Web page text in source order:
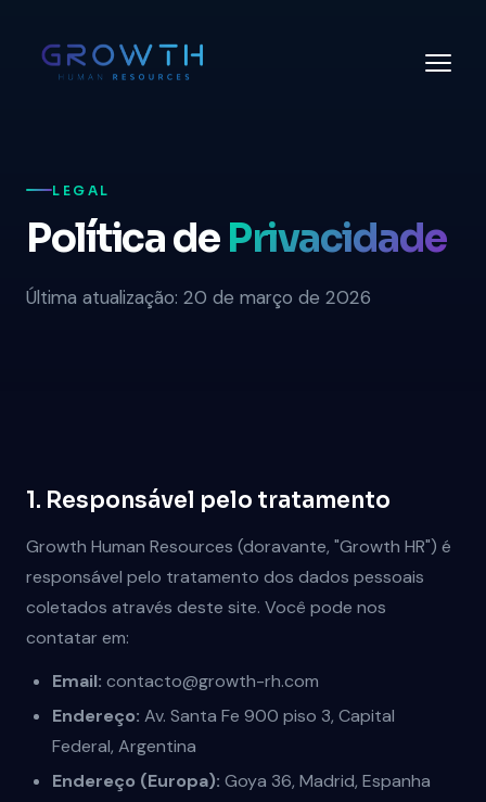
LEGAL
Política de Privacidade
Última atualização: 20 de março de 2026
1. Responsável pelo tratamento
Growth Human Resources (doravante, "Growth HR") é
responsável pelo tratamento dos dados pessoais
coletados através deste site. Você pode nos
contatar em:
Email: contacto@growth-rh.com
Endereço: Av. Santa Fe 900 piso 3, Capital
Federal, Argentina
Endereço (Europa): Goya 36, Madrid, Espanha